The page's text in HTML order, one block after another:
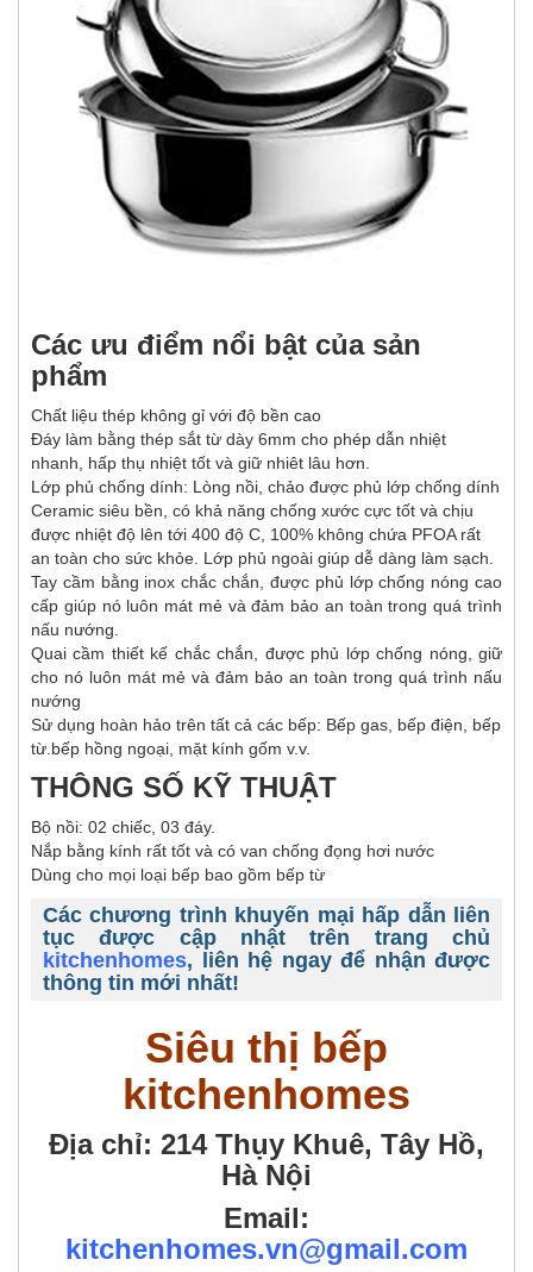
Các ưu điểm nổi bật của sản
phẩm
Chất liệu thép không gỉ với độ bền cao
Đáy làm bằng thép sắt từ dày 6mm cho phép dẫn nhiệt
nhanh, hấp thụ nhiệt tốt và giữ nhiêt lâu hơn.
Lớp phủ chống dính: Lòng nồi, chảo được phủ lớp chống dính
Ceramic siêu bền, có khả năng chống xước cực tốt và chịu
được nhiệt độ lên tới 400 độ C, 100% không chứa PFOA rất
an toàn cho sức khỏe. Lớp phủ ngoài giúp dễ dàng làm sạch.
Tay cầm bằng inox chắc chắn, được phủ lớp chống nóng cao
cấp giúp nó luôn mát mẻ và đảm bảo an toàn trong quá trình
nấu nướng.
Quai cầm thiết kế chắc chắn, được phủ lớp chống nóng, giữ
cho nó luôn mát mẻ và đảm bảo an toàn trong quá trình nấu
nướng
Sử dụng hoàn hảo trên tất cả các bếp: Bếp gas, bếp điện, bếp
từ.bếp hồng ngoại, mặt kính gốm v.v.
THÔNG SỐ KỸ THUẬT
Bộ nồi: 02 chiếc, 03 đáy.
Nắp bằng kính rất tốt và có van chống đọng hơi nước
Dùng cho mọi loại bếp bao gồm bếp từ
Các chương trình khuyến mại hấp dẫn liên
tục được cập nhật trên trang chủ
kitchenhomes, liên hệ ngay để nhận được
thông tin mới nhất!
Siêu thị bếp
kitchenhomes
Địa chỉ: 214 Thụy Khuê, Tây Hồ,
Hà Nội
Email:
kitchenhomes.vn@gmail.com